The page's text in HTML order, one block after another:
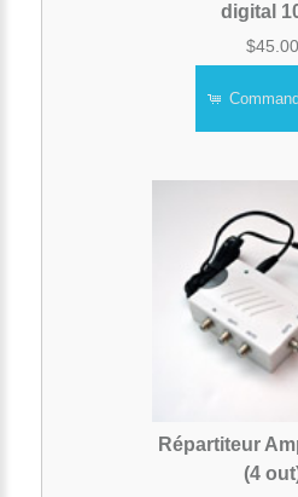
digital
$45.00
Répartiteur
(4